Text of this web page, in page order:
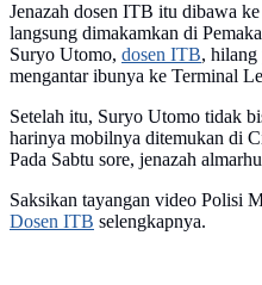
Jenazah dosen ITB itu dibawa
langsung dimakamkan di
Suryo Utomo, dosen ITB, hilang
mengantar ibunya ke Terminal
Setelah itu, Suryo Utomo tidak
harinya mobilnya ditemukan di
Pada Sabtu sore, jenazah
Saksikan tayangan video Polisi
Dosen ITB selengkapnya.